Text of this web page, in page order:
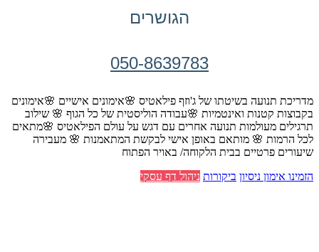
הגושרים
050-8639783
מדריכת תנועה בשיטתו של ג'וזף פילאטיס 🌸אימונים אישיים 🌸אימונים
בקבוצות קטנות ואינטמיות 🌸עבודה הוליסטית של כל הגוף 🌸 שילוב
תרגילים מעולמות תנועה אחרים עם דגש על עולם הפילאטיס 🌸מתאים
לכל הרמות 🌸 מותאם באופן אישי לבקשת המתאמנות 🌸 מעבירה
שיעורים פרטיים בבית הלקוחה/ באויר הפתוח
הזמינו אימון ניסיון ביקורות ניהול דף עסקי